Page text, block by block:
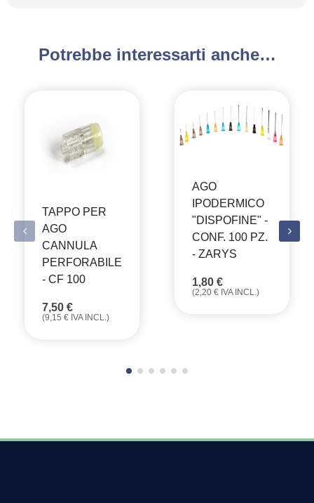
Potrebbe interessarti anche…
TAPPO PER
AGO
CANNULA
PERFORABILE
- CF 100
7,50 €
(9,15 € IVA INCL.)
AGO
IPODERMICO
"DISPOFINE" -
CONF. 100 PZ.
- ZARYS
1,80 €
(2,20 € IVA INCL.)